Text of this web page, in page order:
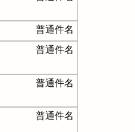
普通件名
普通件名
普通件名
普通件名